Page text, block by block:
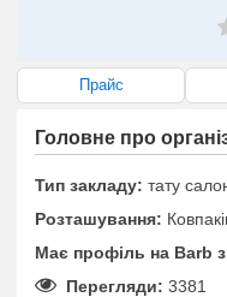
Прайс
Головне про
Тип закладу: тату
Розташування:
Має профіль на Barb з
Перегляди: 3381